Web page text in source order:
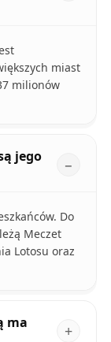
miast
milionów
jego
Do
Meczet
Lotosu oraz
ma